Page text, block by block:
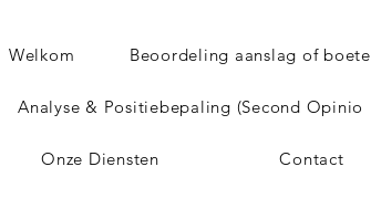
Welkom Beoordeling aanslag of boete
Analyse & Positiebepaling (Second Opinio
Onze Diensten Contact